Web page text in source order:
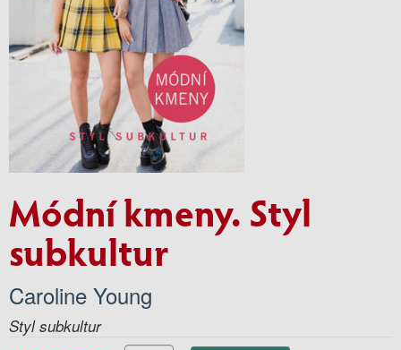
Módní kmeny. Styl
subkultur
Caroline Young
Styl subkultur